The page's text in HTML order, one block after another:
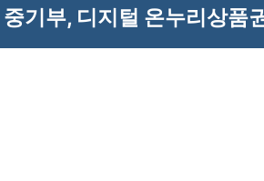
중기부, 디지털 온누리상품